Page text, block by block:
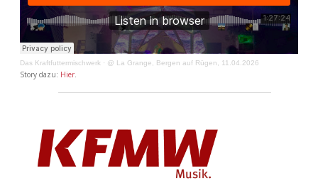
Das Kraftfuttermischwerk · @ La Grange, Bergen auf Rügen, 11.04.2026
Story dazu: Hier.